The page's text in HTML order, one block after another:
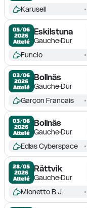
Karusell
05/06
2026
Attelé
Eskilstuna
GaucheDur
Funcio
03/06
2026
Attelé
Bollnäs
GaucheDur
Garçon Francais
03/06
2026
Attelé
Bollnäs
GaucheDur
Edlas Cyberspace
28/05
2026
Attelé
Rättvik
GaucheDur
Mionetto B.J.